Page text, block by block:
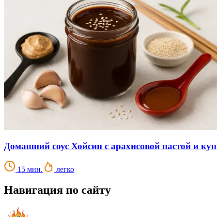
Домашний соус Хойсин с арахисовой пастой и
15 мин. легко
Навигация по сайту